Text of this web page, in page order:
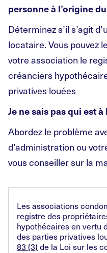
personne à l’origine
Déterminez s’il s’agit
locataire. Vous pouvez
votre association le
créanciers
privatives louées
Je ne sais pas qui est
Abordez le problème
d’administration ou
vous conseiller sur la
Les associations
registre des
hypothécaires en vertu
des parties privatives
83 (3) de la Loi sur les